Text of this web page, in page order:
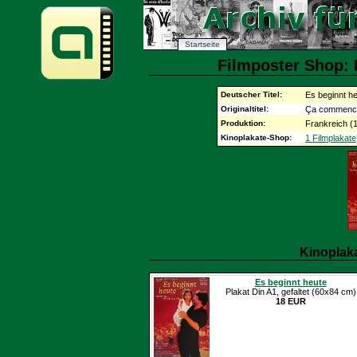
Startseite
Filmposter Shop:
Deutscher Titel: Es beginnt
Originaltitel: Ça
Produktion: Frankreich
Kinoplakate-Shop: 1 Filmplakate
Es beginnt heute
Plakat Din A1, gefaltet (60x84 cm)
18 EUR